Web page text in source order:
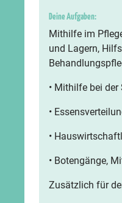
Deine Aufgaben:
Mithilfe im
und Lagern,
• Mithilfe bei der
•
•
• Botengänge,
Zusätzlich für